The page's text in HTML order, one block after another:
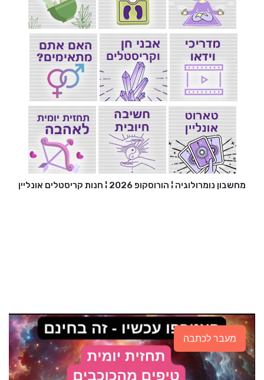
מחשבון נומרולוגיה ¦ הורוסקופ 2026 ¦ חנות קריסטלים אונליין
מעבר לכתבה